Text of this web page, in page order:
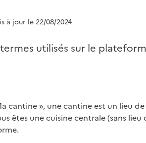
à jour le 22/08/2024
utilisés sur le
cantine », une cantine est un lieu
êtes une cuisine centrale (sans